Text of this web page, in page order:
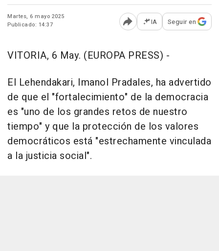
Martes, 6 mayo 2025
Publicado: 14:37
Abrir opciones para
IA Seguir en
VITORIA, 6 May. (EUROPA PRESS) -
El Lehendakari, Imanol Pradales, ha advertido
de que el "fortalecimiento" de la democracia
es "uno de los grandes retos de nuestro
tiempo" y que la protección de los valores
democráticos está "estrechamente vinculada
a la justicia social".